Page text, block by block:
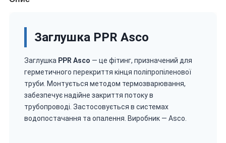
Заглушка PPR Asco
Заглушка PPR Asco — це фітинг, призначений для
герметичного перекриття кінця поліпропіленової
труби. Монтується методом термозварювання,
забезпечує надійне закриття потоку в
трубопроводі. Застосовується в системах
водопостачання та опалення. Виробник — Asco.